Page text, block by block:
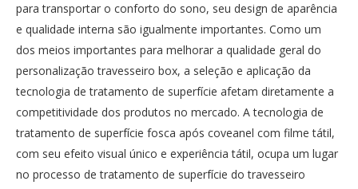
para transportar o conforto do sono, seu design de aparência
e qualidade interna são igualmente importantes. Como um
dos meios importantes para melhorar a qualidade geral do
personalização travesseiro box, a seleção e aplicação da
tecnologia de tratamento de superfície afetam diretamente a
competitividade dos produtos no mercado. A tecnologia de
tratamento de superfície fosca após coveanel com filme tátil,
com seu efeito visual único e experiência tátil, ocupa um lugar
no processo de tratamento de superfície do travesseiro